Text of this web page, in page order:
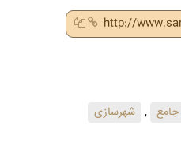
http://
, شهرسازی